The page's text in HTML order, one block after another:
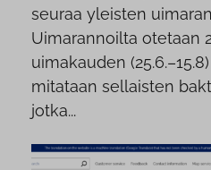
seuraa yleisten
Uimarannoilta otetaan
uimakauden
mitataan sellaisten
jotka...